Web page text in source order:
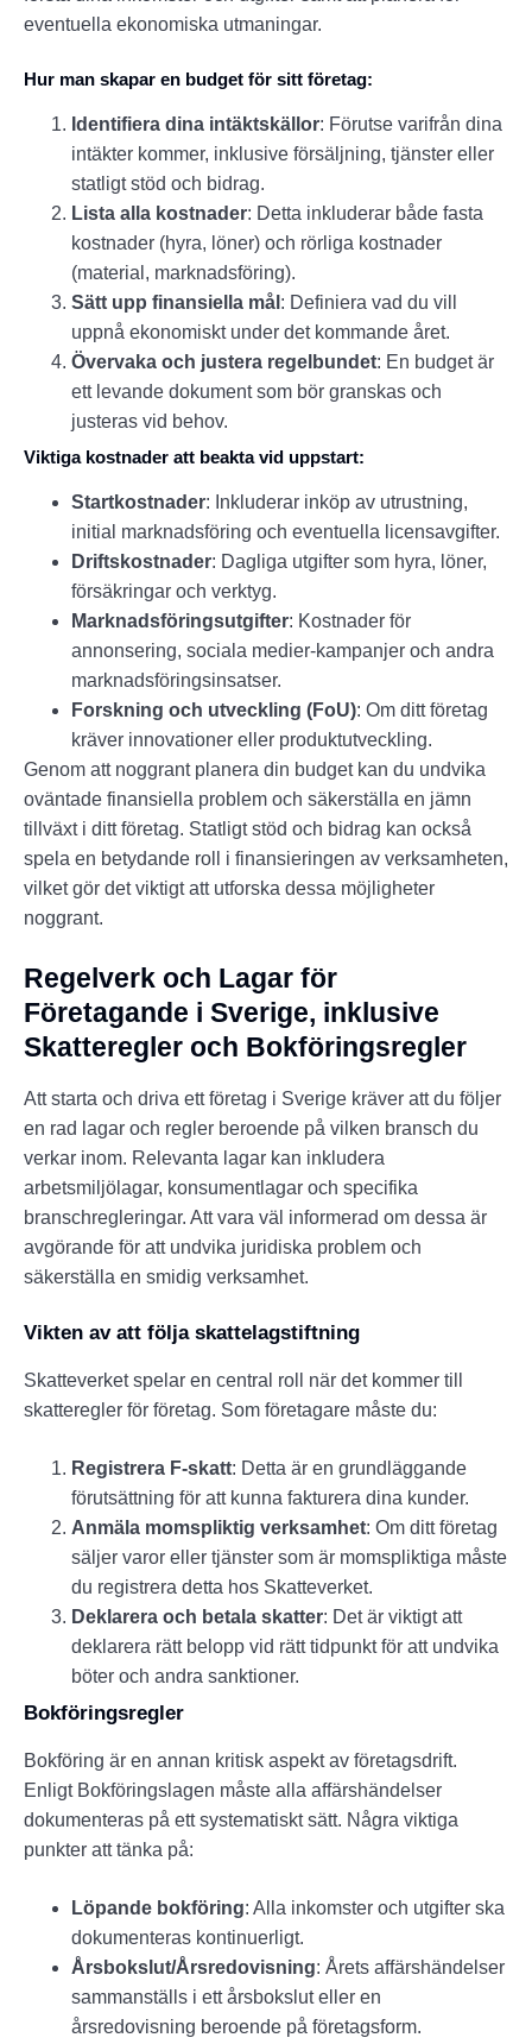
eventuella ekonomiska utmaningar.
Hur man skapar en budget för sitt företag:
Identifiera dina intäktskällor: Förutse varifrån dina
intäkter kommer, inklusive försäljning, tjänster eller
statligt stöd och bidrag.
Lista alla kostnader: Detta inkluderar både fasta
kostnader (hyra, löner) och rörliga kostnader
(material, marknadsföring).
Sätt upp finansiella mål : Definiera vad du vill
uppnå ekonomiskt under det kommande året.
Övervaka och justera regelbundet: En budget är
ett levande dokument som bör granskas och
justeras vid behov.
Viktiga kostnader att beakta vid uppstart:
Startkostnader: Inkluderar inköp av utrustning,
initial marknadsföring och eventuella licensavgifter.
Driftskostnader: Dagliga utgifter som hyra, löner,
försäkringar och verktyg.
Marknadsföringsutgifter: Kostnader för
annonsering, sociala medier-kampanjer och andra
marknadsföringsinsatser.
Forskning och utveckling (FoU): Om ditt företag
kräver innovationer eller produktutveckling.
Genom att noggrant planera din budget kan du undvika
oväntade finansiella problem och säkerställa en jämn
tillväxt i ditt företag. Statligt stöd och bidrag kan också
spela en betydande roll i finansieringen av verksamheten,
vilket gör det viktigt att utforska dessa möjligheter
noggrant.
Regelverk och Lagar för
Företagande i Sverige, inklusive
Skatteregler och Bokföringsregler
Att starta och driva ett företag i Sverige kräver att du följer
en rad lagar och regler beroende på vilken bransch du
verkar inom. Relevanta lagar kan inkludera
arbetsmiljölagar, konsumentlagar och specifika
branschregleringar. Att vara väl informerad om dessa är
avgörande för att undvika juridiska problem och
säkerställa en smidig verksamhet.
Vikten av att följa skattelagstiftning
Skatteverket spelar en central roll när det kommer till
skatteregler för företag. Som företagare måste du:
Registrera F-skatt: Detta är en grundläggande
förutsättning för att kunna fakturera dina kunder.
Anmäla momspliktig verksamhet: Om ditt företag
säljer varor eller tjänster som är momspliktiga måste
du registrera detta hos Skatteverket.
Deklarera och betala skatter: Det är viktigt att
deklarera rätt belopp vid rätt tidpunkt för att undvika
böter och andra sanktioner.
Bokföringsregler
Bokföring är en annan kritisk aspekt av företagsdrift.
Enligt Bokföringslagen måste alla affärshändelser
dokumenteras på ett systematiskt sätt. Några viktiga
punkter att tänka på:
Löpande bokföring: Alla inkomster och utgifter ska
dokumenteras kontinuerligt.
Årsbokslut/Årsredovisning: Årets affärshändelser
sammanställs i ett årsbokslut eller en
årsredovisning beroende på företagsform.